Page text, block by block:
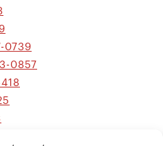
0739
0857